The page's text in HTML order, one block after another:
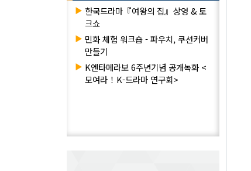
▶ 한국드라마『여왕의 집』상영 & 토
크쇼
▶ 민화 체험 워크숍 - 파우치, 쿠션커버
만들기
▶ K엔타메라보 6주년기념 공개녹화 <
모여라！K-드라마 연구회>